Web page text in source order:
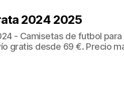
2024 2025
- Camisetas de futbol
gratis desde 69 €. Precio